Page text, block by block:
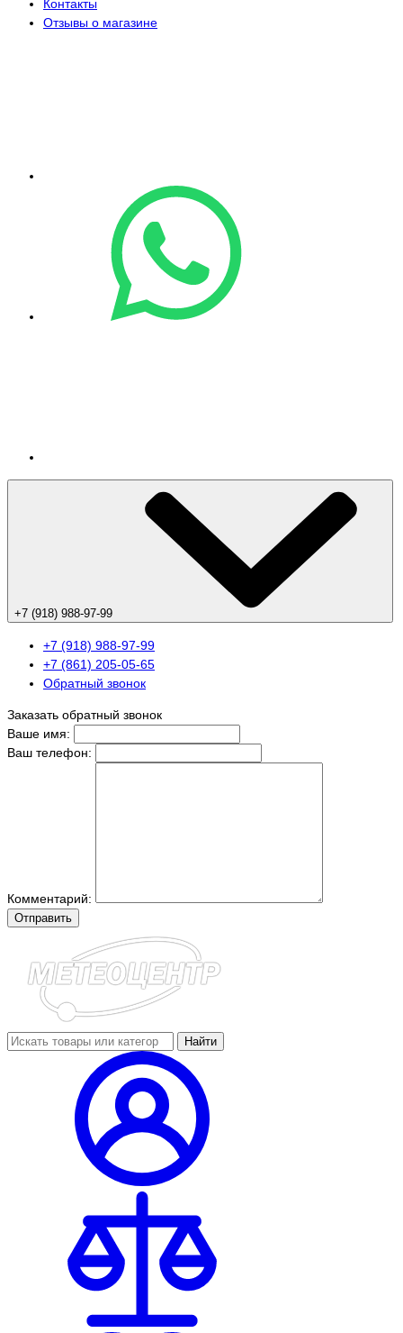
Контакты
Отзывы о магазине
+7 (918) 988-97-99
+7 (918) 988-97-99
+7 (861) 205-05-65
Обратный звонок
Заказать обратный звонок
Ваше имя:
Ваш телефон:
Комментарий:
Отправить
Найти